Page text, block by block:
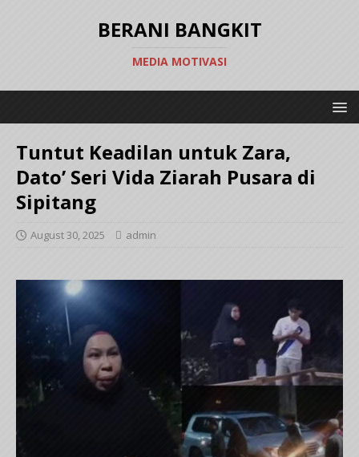
BERANI BANGKIT
MEDIA MOTIVASI
Tuntut Keadilan untuk Zara,
Dato’ Seri Vida Ziarah Pusara di
Sipitang
August 30, 2025 admin